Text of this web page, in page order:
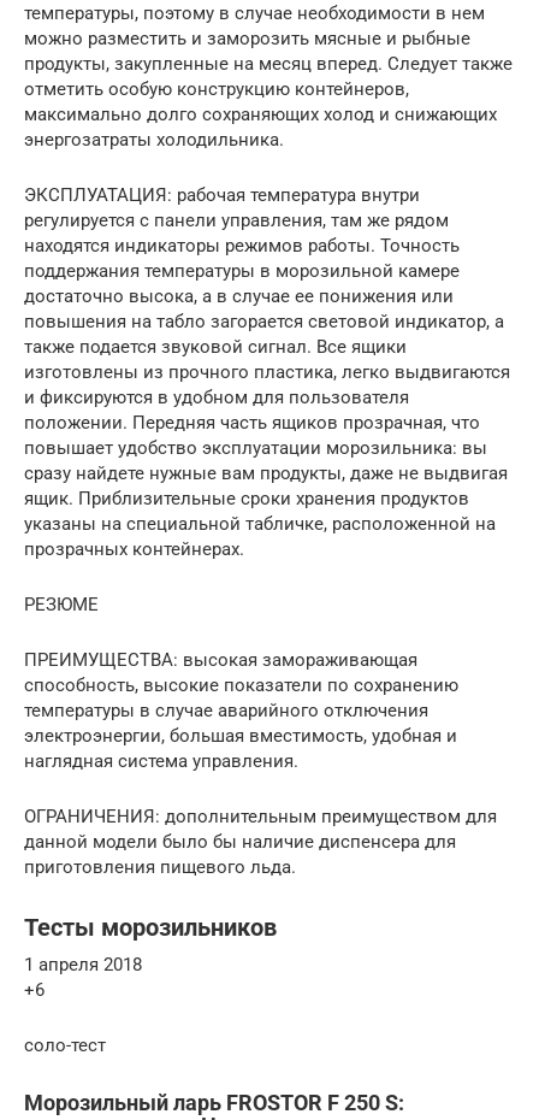
температуры, поэтому в случае необходимости в нем
можно разместить и заморозить мясные и рыбные
продукты, закупленные на месяц вперед. Следует также
отметить особую конструкцию контейнеров,
максимально долго сохраняющих холод и снижающих
энергозатраты холодильника.
ЭКСПЛУАТАЦИЯ: рабочая температура внутри
регулируется с панели управления, там же рядом
находятся индикаторы режимов работы. Точность
поддержания температуры в морозильной камере
достаточно высока, а в случае ее понижения или
повышения на табло загорается световой индикатор, а
также подается звуковой сигнал. Все ящики
изготовлены из прочного пластика, легко выдвигаются
и фиксируются в удобном для пользователя
положении. Передняя часть ящиков прозрачная, что
повышает удобство эксплуатации морозильника: вы
сразу найдете нужные вам продукты, даже не выдвигая
ящик. Приблизительные сроки хранения продуктов
указаны на специальной табличке, расположенной на
прозрачных контейнерах.
РЕЗЮМЕ
ПРЕИМУЩЕСТВА: высокая замораживающая
способность, высокие показатели по сохранению
температуры в случае аварийного отключения
электроэнергии, большая вместимость, удобная и
наглядная система управления.
ОГРАНИЧЕНИЯ: дополнительным преимуществом для
данной модели было бы наличие диспенсера для
приготовления пищевого льда.
Тесты морозильников
1 апреля 2018
+6
соло-тест
Морозильный ларь FROSTOR F 250 S: